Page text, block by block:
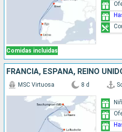
Comidas incluidas
FRANCIA, ESPAÑA, REINO
MSC Virtuosa 8 d